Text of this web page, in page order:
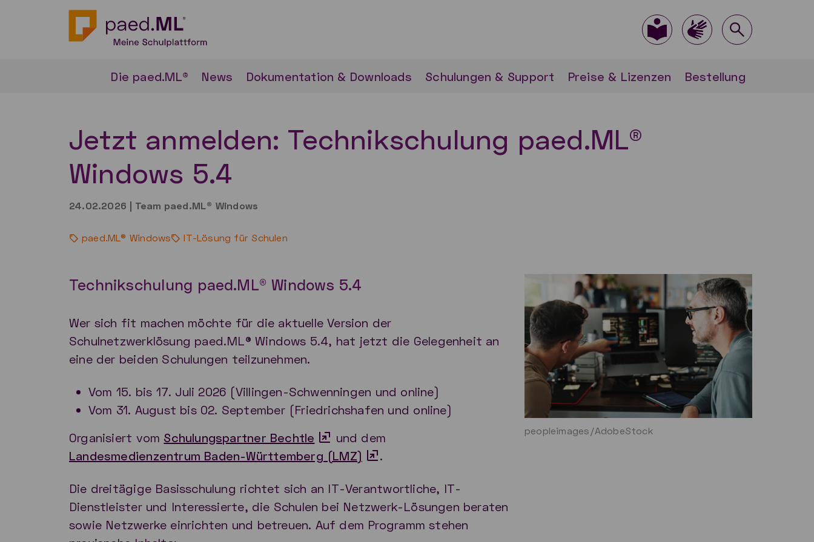
Die paed.ML® News Dokumentation & Downloads Schulungen & Support Preise & Lizenzen Bestellung
Jetzt anmelden: Technikschulung paed.ML®
Windows 5.4
24.02.2026 | Team paed.ML® Windows
paed.ML® Windows IT-Lösung für Schulen
Technikschulung paed.ML® Windows 5.4
Wer sich fit machen möchte für die aktuelle Version der
Schulnetzwerklösung paed.ML® Windows 5.4, hat jetzt die Gelegenheit an
eine der beiden Schulungen teilzunehmen.
Vom 15. bis 17. Juli 2026 (Villingen-Schwenningen und online)
Vom 31. August bis 02. September (Friedrichshafen und online)
Organisiert vom Schulungspartner Bechtle
und dem
Landesmedienzentrum Baden-Württemberg (LMZ)
.
Die dreitägige Basisschulung richtet sich an IT-Verantwortliche, IT-
Dienstleister und Interessierte, die Schulen bei Netzwerk-Lösungen beraten
sowie Netzwerke einrichten und betreuen. Auf dem Programm stehen
peopleimages/AdobeStock